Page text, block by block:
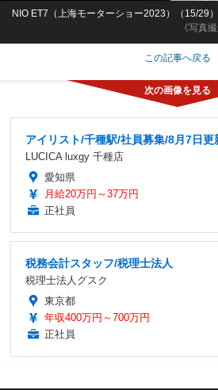
《写真
NIO ET7（上海モーターショー2023）（15/29）
この記事へ戻る
アイリスト/千種駅/社員募集/8月7日更
LUCICA luxgy 千種店
愛知県
月給20万円～37万円
正社員
税務会計スタッフ/税理士法人
税理士法人グスク
東京都
年収400万円～700万円
正社員